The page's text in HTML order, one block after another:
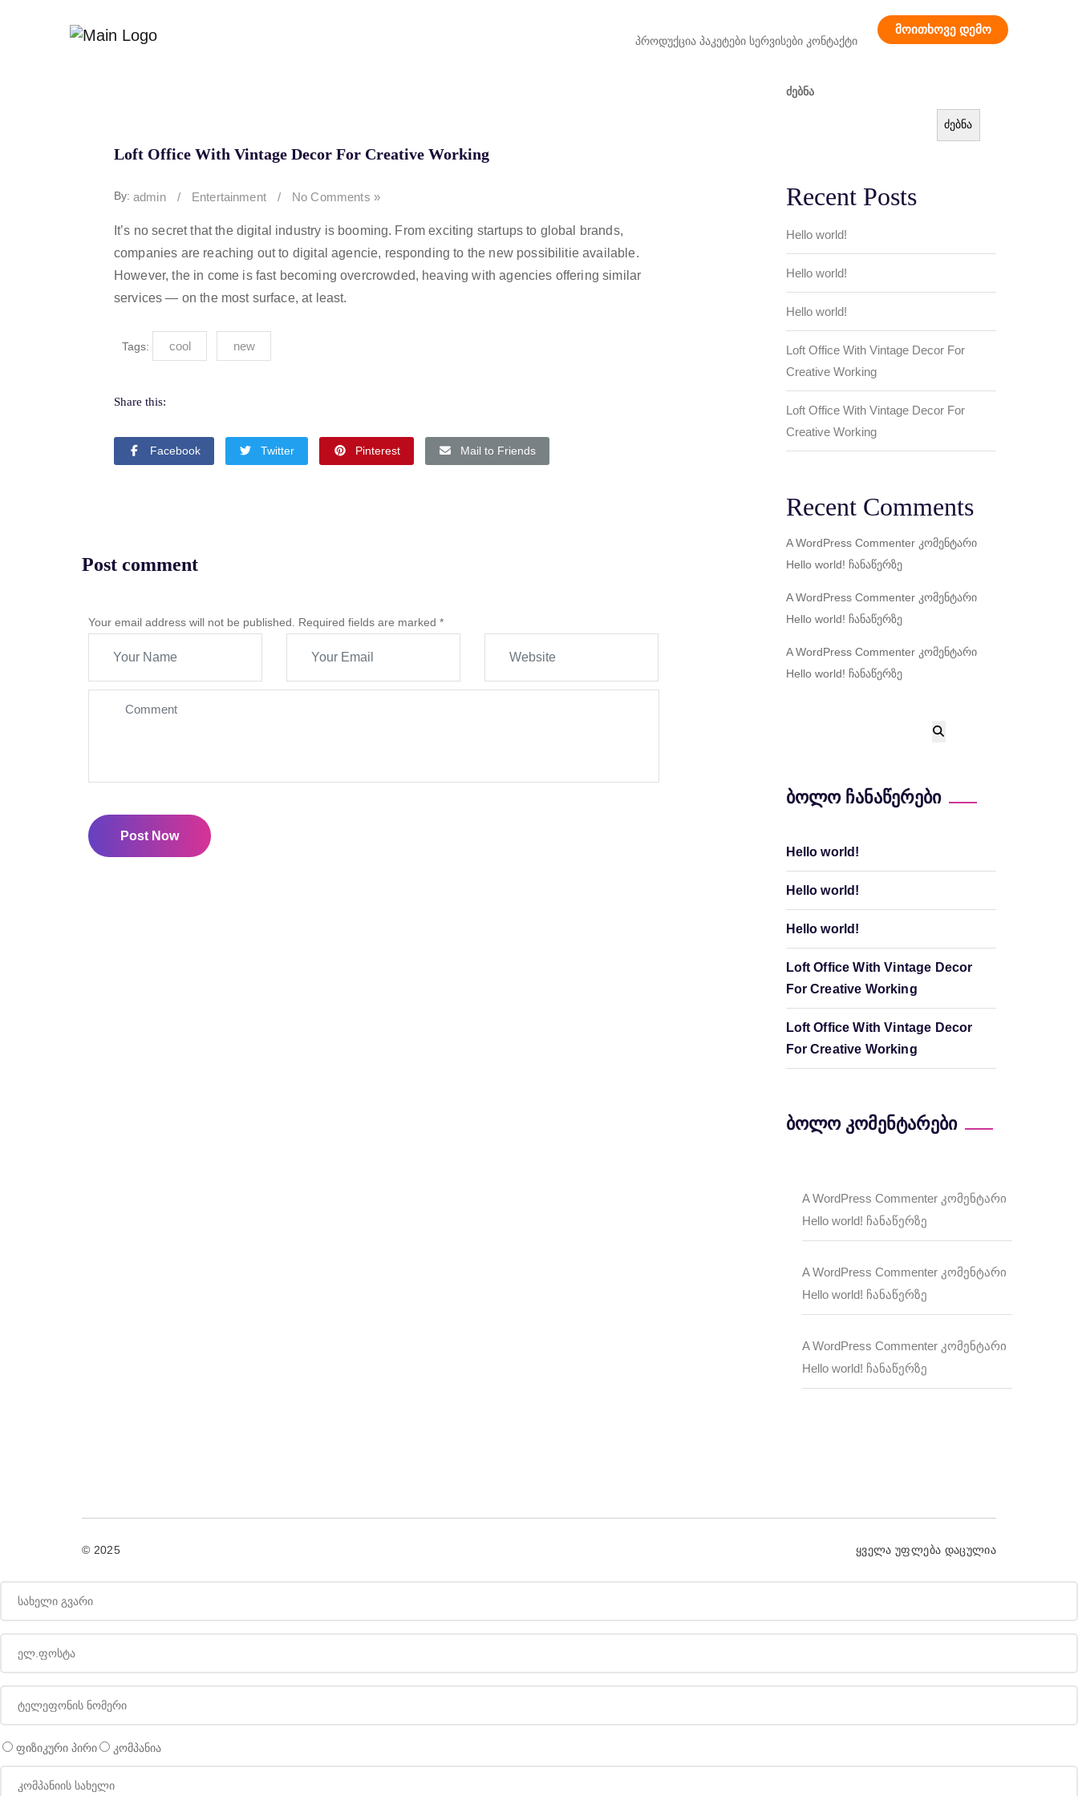
პროდუქცია პაკეტები სერვისები კონტაქტი
მოითხოვე დემო
Loft Office With Vintage Decor For Creative Working
By: admin / Entertainment / No Comments »
It’s no secret that the digital industry is booming. From exciting startups to global brands,
companies are reaching out to digital agencie, responding to the new possibilitie available.
However, the in come is fast becoming overcrowded, heaving with agencies offering similar
services — on the most surface, at least.
Tags: cool new
Share this:
Facebook Twitter Pinterest Mail to Friends
Post comment
Your email address will not be published. Required fields are marked *
Post Now
ძებნა
ძებნა
Recent Posts
Hello world!
Hello world!
Hello world!
Loft Office With Vintage Decor For
Creative Working
Loft Office With Vintage Decor For
Creative Working
Recent Comments
A WordPress Commenterკომენტარი
Hello world! ჩანაწერზე
A WordPress Commenterკომენტარი
Hello world! ჩანაწერზე
A WordPress Commenterკომენტარი
Hello world! ჩანაწერზე
ბოლო ჩანაწერები
Hello world!
Hello world!
Hello world!
Loft Office With Vintage Decor
For Creative Working
Loft Office With Vintage Decor
For Creative Working
ბოლო კომენტარები
A WordPress Commenterკომენტარი
Hello world! ჩანაწერზე
A WordPress Commenterკომენტარი
Hello world! ჩანაწერზე
A WordPress Commenterკომენტარი
Hello world! ჩანაწერზე
© 2025 ყველა უფლება დაცულია
ფიზიკური პირი კომპანია